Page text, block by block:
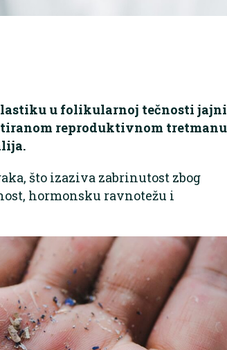
u folikularnoj tečnosti
reproduktivnom tretmanu
što izaziva zabrinutost zbog
hormonsku ravnotežu i